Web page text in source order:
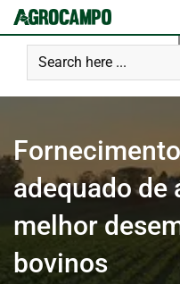
adequado de
melhor
bovinos